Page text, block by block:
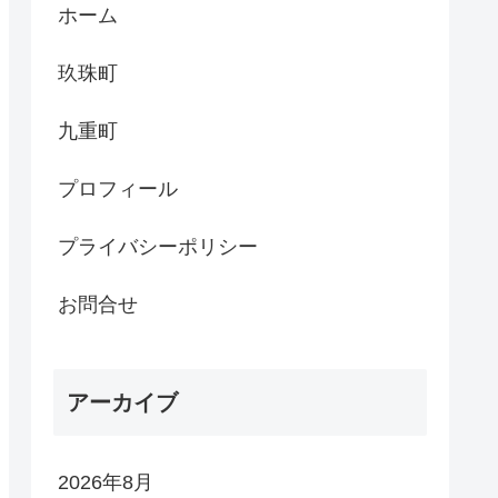
ホーム
玖珠町
九重町
プロフィール
プライバシーポリシー
お問合せ
アーカイブ
2026年8月